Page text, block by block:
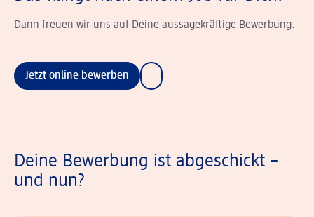
Dann freuen wir uns auf Deine aussagekräftige Bewerbung.
Jetzt online bewerben
Deine Bewerbung ist abgeschickt –
und nun?